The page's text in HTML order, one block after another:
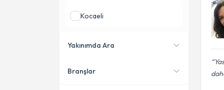
Kocaeli
Yakınımda Ara
Konumuma yakın uzmanları
Branşlar